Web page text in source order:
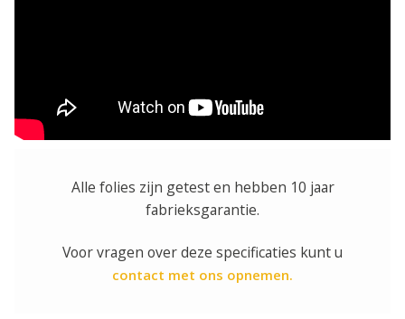
Alle folies zijn getest en hebben 10 jaar
fabrieksgarantie.
Voor vragen over deze specificaties kunt u
contact met ons opnemen.